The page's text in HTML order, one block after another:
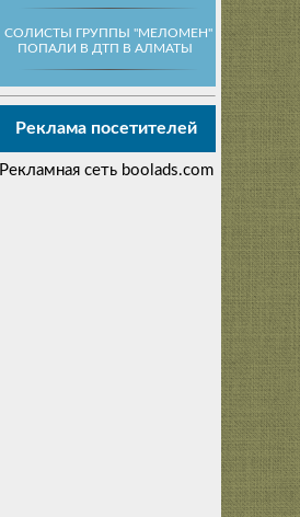
СОЛИСТЫ ГРУППЫ "МЕЛОМЕН"
ПОПАЛИ В ДТП В АЛМАТЫ
Реклама посетителей
Рекламная сеть boolads.com